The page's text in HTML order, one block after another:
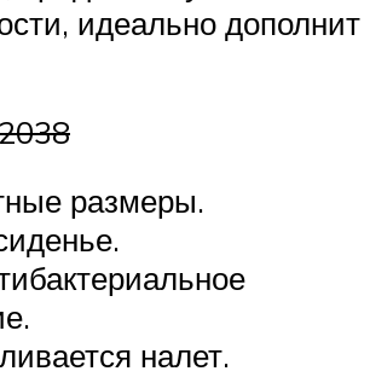
идеально дополнит
размеры.
налет.